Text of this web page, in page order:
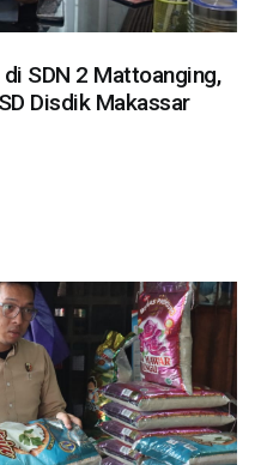
SDN 2 Mattoanging,
Disdik Makassar